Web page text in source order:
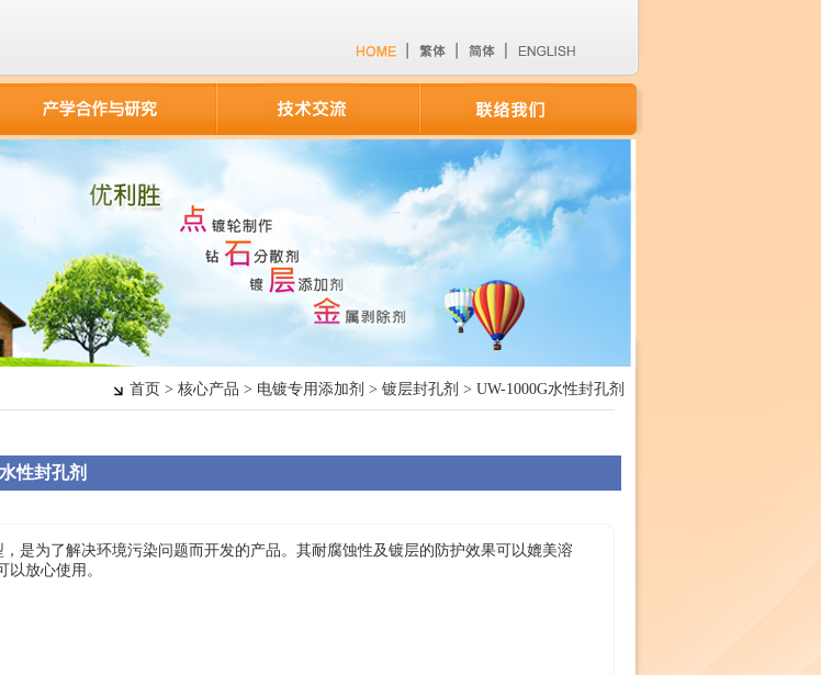
首页 > 核心产品 > 电镀专用添加剂 > 镀层封孔剂 > UW-1000G水性封孔剂
性封孔剂
为了解决环境污染问题而开发的产品。 其耐腐蚀性及镀层的防护效果可以媲美溶
放心使用。